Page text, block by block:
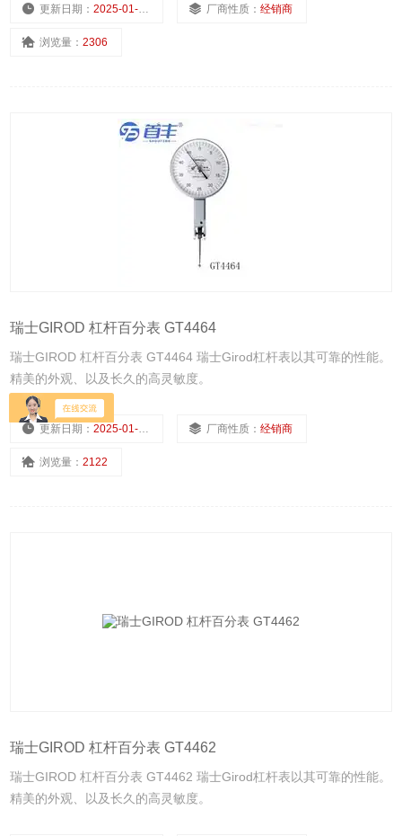
更新日期：2025-01-11 厂商性质：经销商
浏览量：2306
瑞士GIROD 杠杆百分表 GT4464
瑞士GIROD 杠杆百分表 GT4464 瑞士Girod杠杆表以其可靠的性能。
精美的外观、以及长久的高灵敏度。
更新日期：2025-01-11 厂商性质：经销商
浏览量：2122
瑞士GIROD 杠杆百分表 GT4462
瑞士GIROD 杠杆百分表 GT4462 瑞士Girod杠杆表以其可靠的性能。
精美的外观、以及长久的高灵敏度。